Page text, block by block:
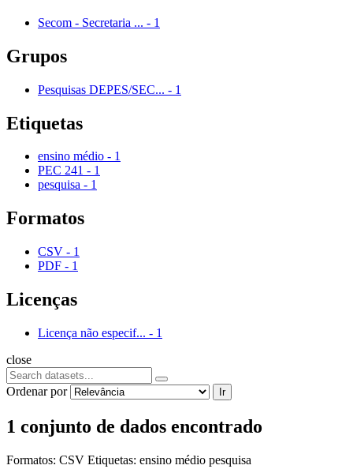
Secom - Secretaria ... - 1
Grupos
Pesquisas DEPES/SEC... - 1
Etiquetas
ensino médio - 1
PEC 241 - 1
pesquisa - 1
Formatos
CSV - 1
PDF - 1
Licenças
Licença não especif... - 1
close
Ordenar por Ir
1 conjunto de dados encontrado
Formatos: CSV Etiquetas: ensino médio pesquisa